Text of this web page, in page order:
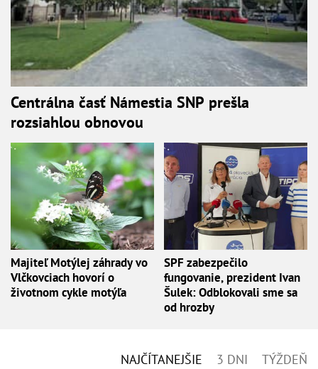
Centrálna časť Námestia SNP prešla
rozsiahlou obnovou
Majiteľ Motýlej záhrady vo
Vlčkovciach hovorí o
životnom cykle motýľa
SPF zabezpečilo
fungovanie, prezident Ivan
Šulek: Odblokovali sme sa
od hrozby
NAJČÍTANEJŠIE 3 DNI TÝŽDEŇ